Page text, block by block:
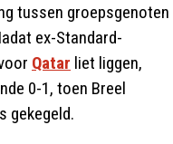
tussen groepsgenoten
ex-Standard-
Qatar liet liggen,
0-1, toen Breel
gekegeld.